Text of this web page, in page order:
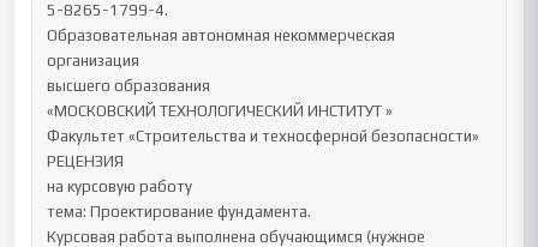
5-8265-1799-4.
Образовательная автономная некоммерческая
организация
высшего образования
«МОСКОВСКИЙ ТЕХНОЛОГИЧЕСКИЙ ИНСТИТУТ »
Факультет «Строительства и техносферной безопасности»
РЕЦЕНЗИЯ
на курсовую работу
тема: Проектирование фундамента.
Курсовая работа выполнена обучающимся (нужное